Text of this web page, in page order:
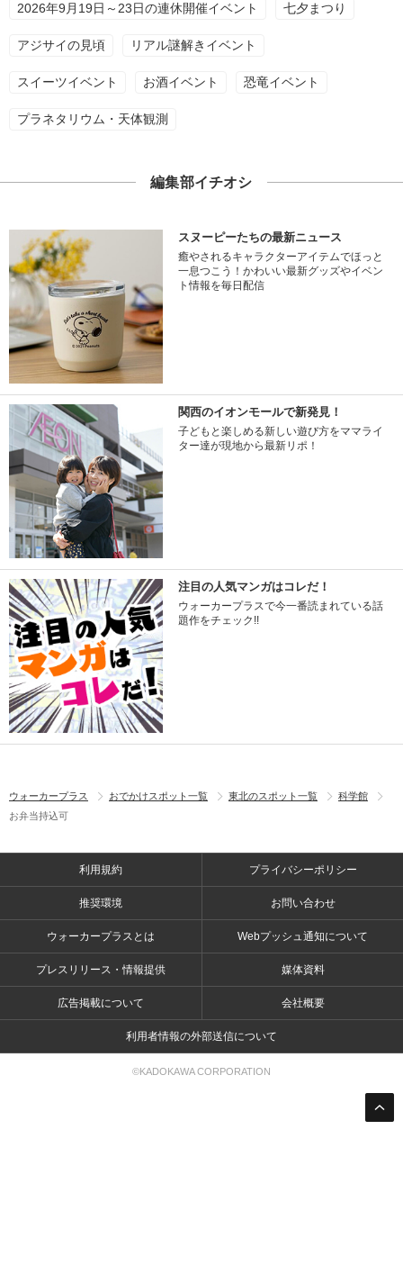
2026年9月19日～23日の連休開催イベント 七夕まつり
アジサイの見頃 リアル謎解きイベント
スイーツイベント お酒イベント 恐竜イベント
プラネタリウム・天体観測
編集部イチオシ
スヌーピーたちの最新ニュース
癒やされるキャラクターアイテムでほっと
一息つこう！かわいい最新グッズやイベン
ト情報を毎日配信
関西のイオンモールで新発見！
子どもと楽しめる新しい遊び方をママライ
ター達が現地から最新リポ！
注目の人気マンガはコレだ！
ウォーカープラスで今一番読まれている話
題作をチェック!!
ウォーカープラス おでかけスポット一覧 東北のスポット一覧
科学館
お弁当持込可
利用規約 プライバシーポリシー
推奨環境 お問い合わせ
ウォーカープラスとは Webプッシュ通知について
プレスリリース・情報提供 媒体資料
広告掲載について 会社概要
利用者情報の外部送信について
©KADOKAWA CORPORATION